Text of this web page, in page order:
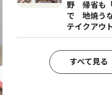
野 帰省も「
で 地焼う
テイクアウ
すべて見る